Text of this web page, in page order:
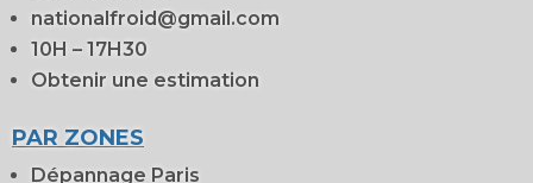
nationalfroid@gmail.com
10H – 17H30
Obtenir une estimation
PAR ZONES
Dépannage Paris